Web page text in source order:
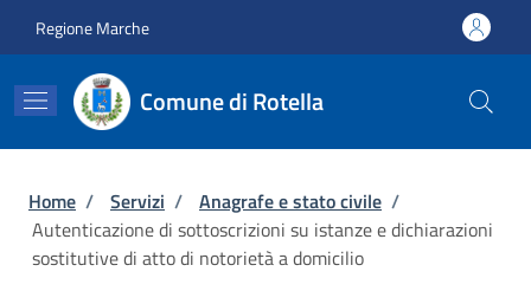
Regione Marche
Comune di Rotella
Briciole di pane
Home / Servizi / Anagrafe e stato civile /
Autenticazione di sottoscrizioni su istanze e dichiarazioni
sostitutive di atto di notorietà a domicilio